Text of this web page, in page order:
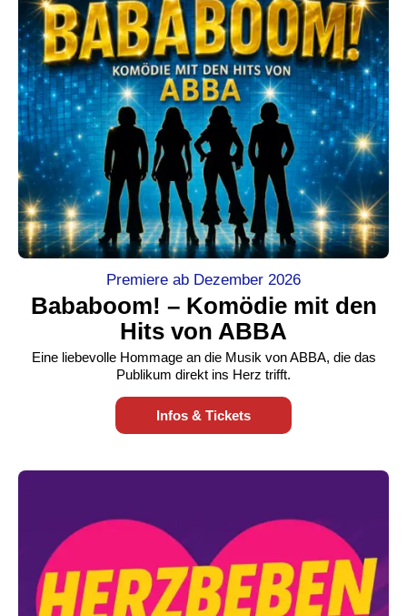
Premiere ab Dezember 2026
Bababoom! – Komödie mit den
Hits von ABBA
Eine liebevolle Hommage an die Musik von ABBA, die das
Publikum direkt ins Herz trifft.
Infos & Tickets